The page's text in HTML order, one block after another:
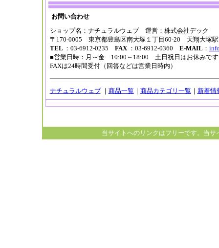
お問い合わせ
ショップ名：ナチュラルウェブ 運営：株式会社デック
〒170-0005 東京都豊島区南大塚１丁目60-20 天翔大塚駅
TEL ：03-6912-0235 FAX ：03-6912-0360 E-MAIL ：
■営業日時：月～金 10:00～18:00 土日祝日はお休みで
FAXは24時間受付（回答などは営業日時内）
ナチュラルウェブ｜ 商品一覧 ｜ 商品カテゴリ一覧 ｜ 新着情
当サイトへのリンクはフリーです。当